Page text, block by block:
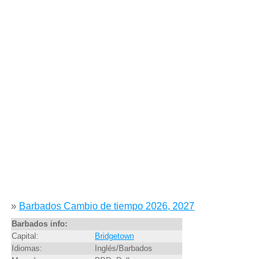
» Barbados Cambio de tiempo 2026, 2027
Barbados info:
Capital:
Bridgetown
Idiomas:
Inglés/Barbados